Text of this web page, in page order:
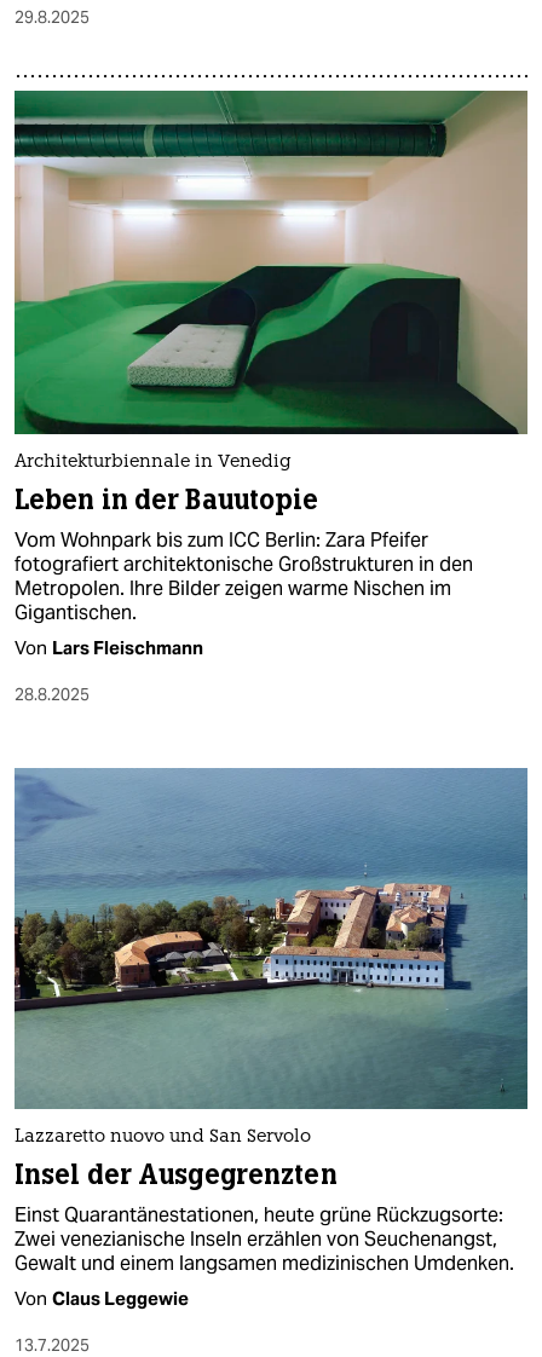
29.8.2025
Architekturbiennale in Venedig
Leben in der Bauutopie
Vom Wohnpark bis zum ICC Berlin: Zara Pfeifer
fotografiert architektonische Großstrukturen in den
Metropolen. Ihre Bilder zeigen warme Nischen im
Gigantischen.
Von Lars Fleischmann
28.8.2025
Lazzaretto nuovo und San Servolo
Insel der Ausgegrenzten
Einst Quarantänestationen, heute grüne Rückzugsorte:
Zwei venezianische Inseln erzählen von Seuchenangst,
Gewalt und einem langsamen medizinischen Umdenken.
Von Claus Leggewie
13.7.2025